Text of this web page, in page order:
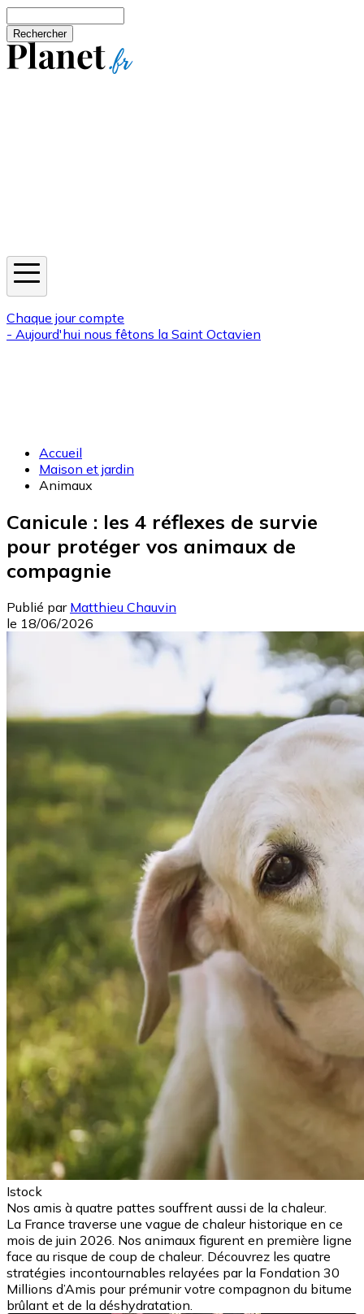
Chaque jour compte
- Aujourd'hui nous fêtons la Saint Octavien
Accueil
Maison et jardin
Animaux
Canicule : les 4 réflexes de survie
pour protéger vos animaux de
compagnie
Publié par Matthieu Chauvin
le 18/06/2026
Istock
Nos amis à quatre pattes souffrent aussi de la chaleur.
La France traverse une vague de chaleur historique en ce
mois de juin 2026. Nos animaux figurent en première ligne
face au risque de coup de chaleur. Découvrez les quatre
stratégies incontournables relayées par la Fondation 30
Millions d’Amis pour prémunir votre compagnon du bitume
brûlant et de la déshydratation.